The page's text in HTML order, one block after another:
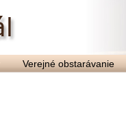
Verejné obstarávanie